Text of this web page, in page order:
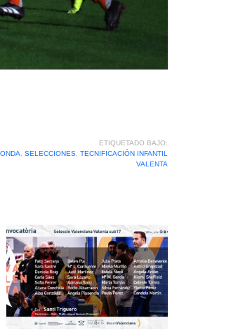
ETIQUETADO BAJO:
ONDA SELECCIONES, TECNIFICACIÓN INFANTIL
VALENTA